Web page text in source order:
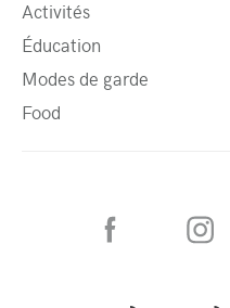
Activités
Éducation
Modes de garde
Food